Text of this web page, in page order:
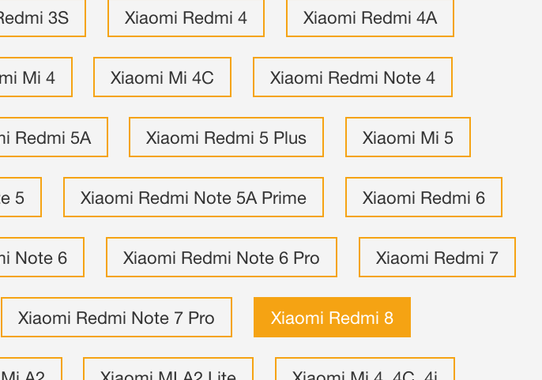
3S Xiaomi Redmi 4 Xiaomi Redmi 4A
Mi 4 Xiaomi Mi 4C Xiaomi Redmi Note 4
Redmi 5A Xiaomi Redmi 5 Plus Xiaomi Mi 5
5 Xiaomi Redmi Note 5A Prime Xiaomi Redmi 6
Note 6 Xiaomi Redmi Note 6 Pro Xiaomi Redmi 7
Xiaomi Redmi Note 7 Pro Xiaomi Redmi 8